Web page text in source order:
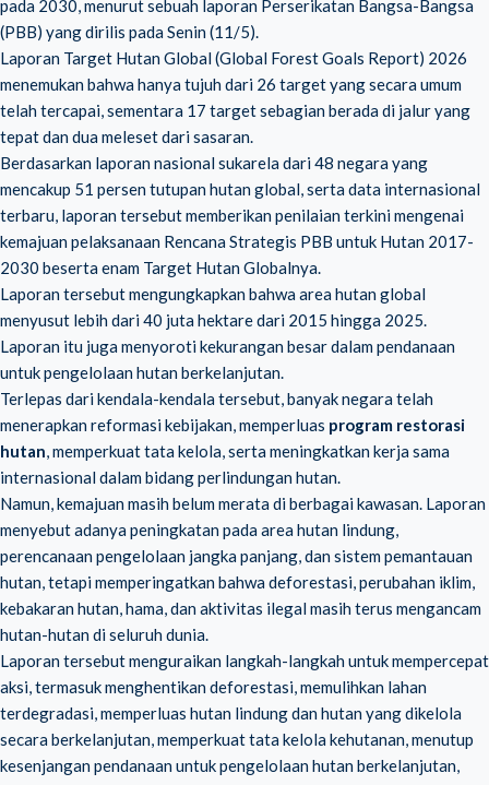
pada 2030, menurut sebuah laporan Perserikatan Bangsa-Bangsa
(PBB) yang dirilis pada Senin (11/5).
Laporan Target Hutan Global (Global Forest Goals Report) 2026
menemukan bahwa hanya tujuh dari 26 target yang secara umum
telah tercapai, sementara 17 target sebagian berada di jalur yang
tepat dan dua meleset dari sasaran.
Berdasarkan laporan nasional sukarela dari 48 negara yang
mencakup 51 persen tutupan hutan global, serta data internasional
terbaru, laporan tersebut memberikan penilaian terkini mengenai
kemajuan pelaksanaan Rencana Strategis PBB untuk Hutan 2017-
2030 beserta enam Target Hutan Globalnya.
Laporan tersebut mengungkapkan bahwa area hutan global
menyusut lebih dari 40 juta hektare dari 2015 hingga 2025.
Laporan itu juga menyoroti kekurangan besar dalam pendanaan
untuk pengelolaan hutan berkelanjutan.
Terlepas dari kendala-kendala tersebut, banyak negara telah
menerapkan reformasi kebijakan, memperluas program restorasi
hutan, memperkuat tata kelola, serta meningkatkan kerja sama
internasional dalam bidang perlindungan hutan.
Namun, kemajuan masih belum merata di berbagai kawasan. Laporan
menyebut adanya peningkatan pada area hutan lindung,
perencanaan pengelolaan jangka panjang, dan sistem pemantauan
hutan, tetapi memperingatkan bahwa deforestasi, perubahan iklim,
kebakaran hutan, hama, dan aktivitas ilegal masih terus mengancam
hutan-hutan di seluruh dunia.
Laporan tersebut menguraikan langkah-langkah untuk mempercepat
aksi, termasuk menghentikan deforestasi, memulihkan lahan
terdegradasi, memperluas hutan lindung dan hutan yang dikelola
secara berkelanjutan, memperkuat tata kelola kehutanan, menutup
kesenjangan pendanaan untuk pengelolaan hutan berkelanjutan,